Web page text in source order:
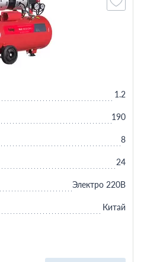
1.2
190
8
24
Электро 220В
Китай